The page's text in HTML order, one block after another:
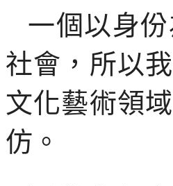
一個以身
社會，所以
文化藝術領
仿。